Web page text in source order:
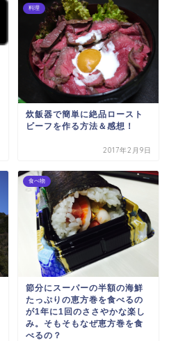
料理
炊飯器で簡単に絶品ロースト
ビーフを作る方法＆感想！
2017年2月9日
食べ物
節分にスーパーの半額の海鮮
たっぷりの恵方巻を食べるの
が1年に1回のささやかな楽し
み。そもそもなぜ恵方巻を食
べるの？